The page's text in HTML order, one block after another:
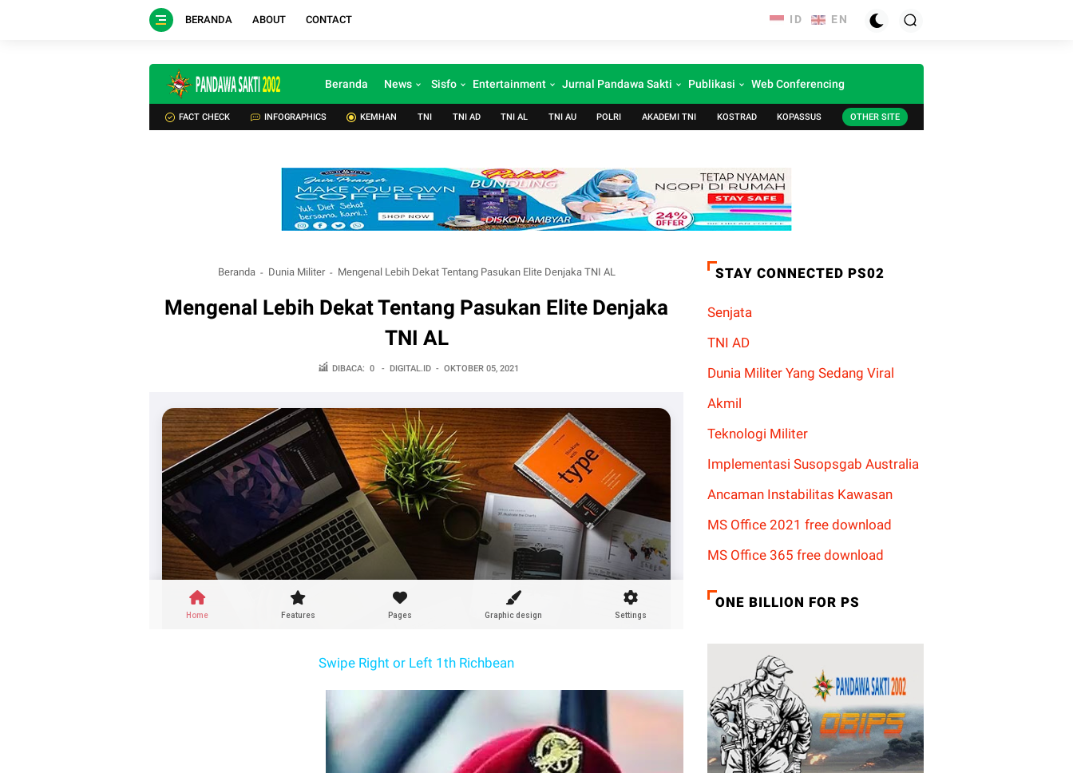
BERANDA ABOUT CONTACT
Beranda News Sisfo Entertainment Jurnal Pandawa Sakti Publikasi Web Conferencing
FACT CHECK INFOGRAPHICS KEMHAN TNI TNI AD TNI AL TNI AU POLRI AKADEMI TNI KOSTRAD KOPASSUS OTHER SITE
Beranda Dunia Militer Mengenal Lebih Dekat Tentang Pasukan Elite Denjaka TNI AL
Mengenal Lebih Dekat Tentang Pasukan Elite Denjaka
TNI AL
DIBACA: 0 - DIGITAL.ID - OKTOBER 05, 2021
Swipe Right or Left 1th Richbean
STAY CONNECTED PS02
Senjata
TNI AD
Dunia Militer Yang Sedang Viral
Akmil
Teknologi Militer
Implementasi Susopsgab Australia
Ancaman Instabilitas Kawasan
MS Office 2021 free download
MS Office 365 free download
ONE BILLION FOR PS